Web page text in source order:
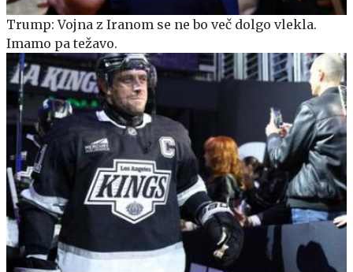
Trump: Vojna z Iranom se ne bo več dolgo vlekla.
Imamo pa težavo.